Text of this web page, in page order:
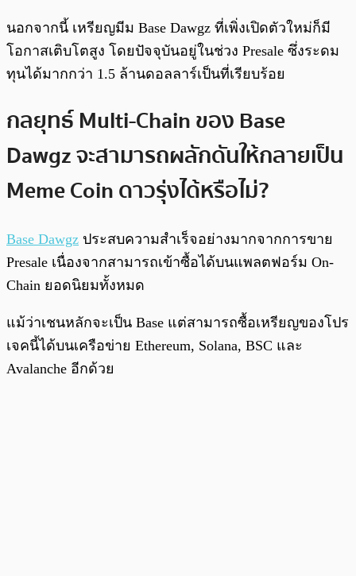
นอกจากนี้ เหรียญมีม Base Dawgz ที่เพิ่งเปิดตัวใหม่ก็มี
โอกาสเติบโตสูง โดยปัจจุบันอยู่ในช่วง Presale ซึ่งระดม
ทุนได้มากกว่า 1.5 ล้านดอลลาร์เป็นที่เรียบร้อย
กลยุทธ์ Multi-Chain ของ Base
Dawgz จะสามารถผลักดันให้กลายเป็น
Meme Coin ดาวรุ่งได้หรือไม่?
Base Dawgz ประสบความสำเร็จอย่างมากจากการขาย
Presale เนื่องจากสามารถเข้าซื้อได้บนแพลตฟอร์ม On-
Chain ยอดนิยมทั้งหมด
แม้ว่าเชนหลักจะเป็น Base แต่สามารถซื้อเหรียญของโปร
เจคนี้ได้บนเครือข่าย Ethereum, Solana, BSC และ
Avalanche อีกด้วย